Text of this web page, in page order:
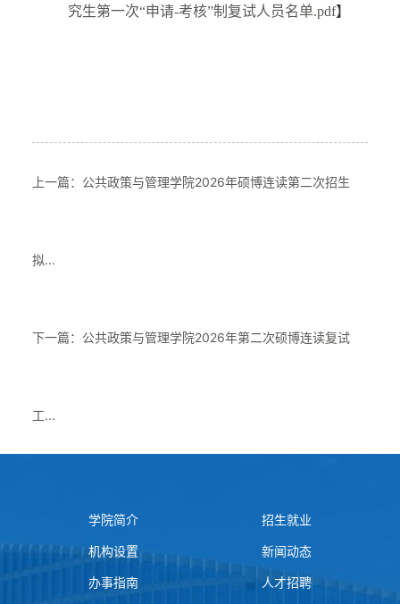
究生第一次“申请-考核”制复试人员名单.pdf】
上一篇：公共政策与管理学院2026年硕博连读第二次招生
拟...
下一篇：公共政策与管理学院2026年第二次硕博连读复试
工...
学院简介 招生就业
机构设置 新闻动态
办事指南 人才招聘